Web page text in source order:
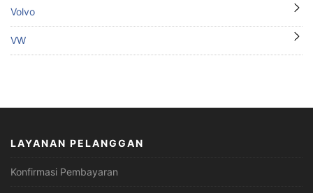
Volvo
VW
LAYANAN PELANGGAN
Konfirmasi Pembayaran